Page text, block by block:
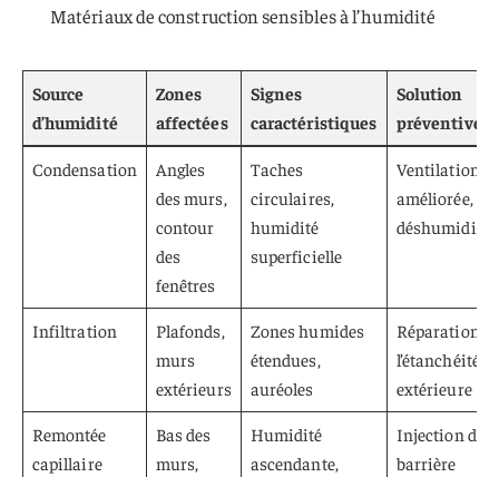
Matériaux de construction sensibles à l’humidité
Source
d’humidité
Zones
affectées
Signes
caractéristiques
Solution
préventive
Condensation
Angles
des murs,
contour
des
fenêtres
Taches
circulaires,
humidité
superficielle
Ventilation
améliorée,
Infiltration
Plafonds,
murs
extérieurs
Zones humides
étendues,
auréoles
Réparation de
l’étanchéité
extérieure
Remontée
capillaire
Bas des
murs,
Humidité
ascendante,
Injection de
barrière